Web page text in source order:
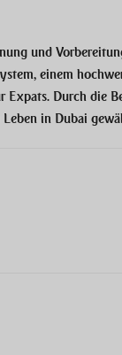
und
einem
Durch die
in Dubai